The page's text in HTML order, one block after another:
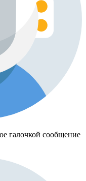
галочкой сообщение